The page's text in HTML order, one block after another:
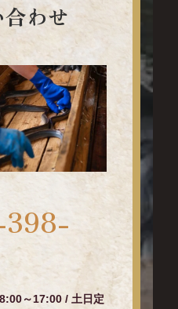
わせ
～17:00 / 土日定